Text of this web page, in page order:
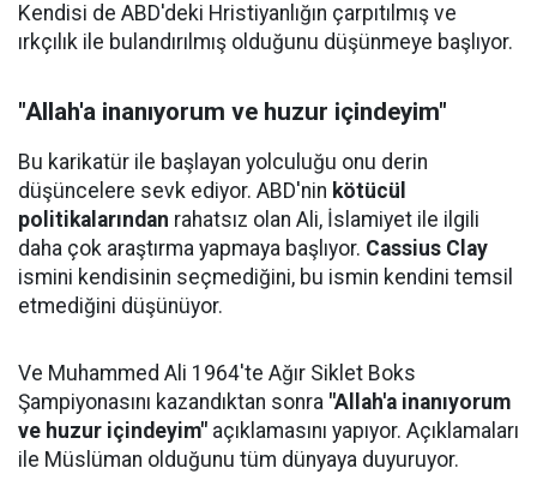
Kendisi de ABD'deki Hristiyanlığın çarpıtılmış ve
ırkçılık ile bulandırılmış olduğunu düşünmeye başlıyor.
"Allah'a inanıyorum ve huzur içindeyim"
Bu karikatür ile başlayan yolculuğu onu derin
düşüncelere sevk ediyor. ABD'nin kötücül
politikalarından rahatsız olan Ali, İslamiyet ile ilgili
daha çok araştırma yapmaya başlıyor. Cassius Clay
ismini kendisinin seçmediğini, bu ismin kendini temsil
etmediğini düşünüyor.
Ve Muhammed Ali 1964'te Ağır Siklet Boks
Şampiyonasını kazandıktan sonra "Allah'a inanıyorum
ve huzur içindeyim" açıklamasını yapıyor. Açıklamaları
ile Müslüman olduğunu tüm dünyaya duyuruyor.